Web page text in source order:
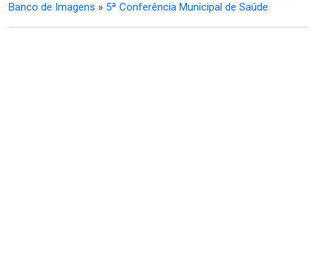
Banco de Imagens » 5ª Conferência Municipal de Saúde